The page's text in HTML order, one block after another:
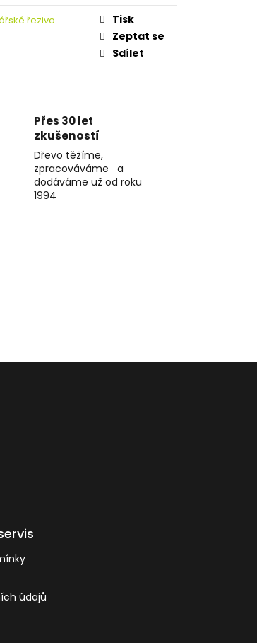
řezivo
Tisk
Zeptat se
Sdílet
Přes 30 let
zkušeností
Dřevo těžíme,
zpracováváme a
dodáváme už od roku
1994
údajů